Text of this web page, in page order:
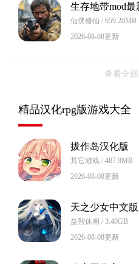
生存地带mod最
仙侠修仙 / 659.20MB
2026-08-08更新
查看全
精品汉化rpg版游戏大全
拔作岛汉化版
其它游戏 / 487.9MB
2026-08-08更新
天之少女中文版
益智休闲 / 3.40GB
2026-08-08更新